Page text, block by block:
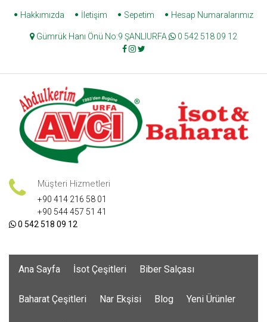
Skip
content
Hakkımızda İletişim Sepetim Hesap Numaralarımız
Gümrük Hanı Önü No:9 ŞANLIURFA 0 542 518 09 12
Müşteri Hizmetleri
+90 414 216 58 01
+90 544 457 51 41
0 542 518 09 12
Ana Sayfa İsot Çeşitleri Biber Salçası
Baharat Çeşitleri Nar Ekşisi Blog Yeni Ürünler